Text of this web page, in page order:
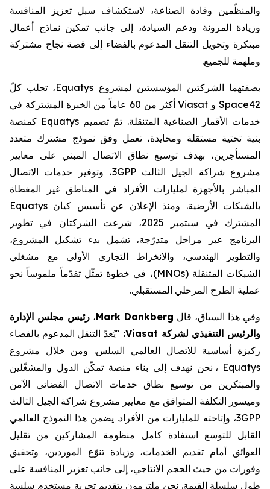
والمنظّمين وقادة الصناعة، لاستكشاف سبل تعزيز المنافسة
وزيادة المرونة ودعم السيادة، إلى جانب تمكين نماذج أعمال
مبتكرة وتحويل التنقل المدعوم بالفضاء إلى قصة نجاح مشتركة
وملهمة للجميع.
بصفتهما الشركتين المؤسستين لمشروع Equatys، تجلب كلّ
Space42و Viasatأ
كثر من 60 عاماً من الخبرة المشتركة في
خدمات الأقمار الصناعية المتنقلة. تمّ تصميم Equatys كمنصة
بنية تحتية مستقلة ومحايدة، تعمل وفق نموذج مشترك متعدد
المستأجرين، بهدف توسيع نطاق الاتصال المبني على معايير
مشروع شراكة الجيل الثالث3GPP، وتوفير خدمات الاتصال
المباشر بالأجهزة لمليارات الأفراد في المناطق غير المغطاة
بالشبكات الأرضية. ومنذ الإعلان عن تأسيس كيان Equatys
المشترك
في سبتمبر 2025، شرعت الشركتان في تطوير
البرنامج عبر مراحل متدرّجة، تشمل بدء تشكيل المشروع،
والتطوير الهندسي، والانخراط التجاري الأولي مع مشغلي
الشبكات المتنقلة(MNOs)، في خطوة تمثّل تقدّماً ملموساً نحو
عملية الطرح المرحلي المستقبلي.
وفي هذا السياق، قال Mark Dankberg، رئيس مجلس الإدارة
والرئيس التنفيذي لشركة Viasat
:
"يُعدّ التنقل المدعوم بالفضاء
ركيزة أساسية للاتصال العالمي السلس. ومن خلال مشروع
Equatys ، نحن نهدف إلى بناء منصة تمكّن الدول والمشغّلين
والمبتكرين من توسيع نطاق خدمات الاتصال الفضائي الآمن
وميسور التكلفة المتوافق مع معايير مشروع شراكة الجيل الثالث
3GPP، وإتاحته للمليارات من الأفراد. يضمن هذا النموذج العالمي
القابل للتوسع استفادة كامل منظومة المشاركين من تقليل
العوائق أمام تقديم الخدمات، وزيادة تنوّع الموردين، وتحقيق
وفورات من حيث الحجم الانتاجي، إلى جانب تعزيز المنافسة على
طول سلسلة القيمة. نحن ملتزمون بتقديم تجربة مستخدم سلسة